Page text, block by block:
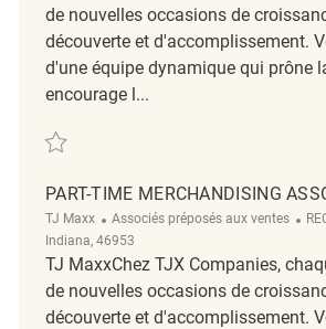
de nouvelles occasions de
découverte et d'accomplissement.
d'une équipe dynamique qui prône
encourage l...
Sauvegarder Merchandising Associate
PART-TIME MERCHANDISING
TJ Maxx Catégorie
Associés préposés aux ventes
Indiana, 46953
TJ MaxxChez TJX Companies,
de nouvelles occasions de
découverte et d'accomplissement.